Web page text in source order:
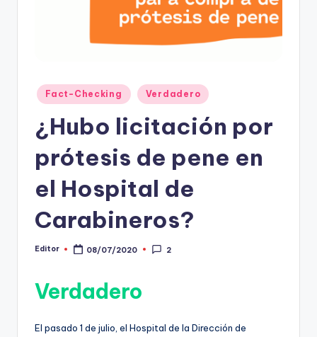
C
ki
Publicado
en
Fact-Checking Verdadero
¿Hubo licitación por
prótesis de pene en
el Hospital de
Carabineros?
Publicado
Editor 08/07/2020 2
Verdadero
El pasado 1 de julio, el Hospital de la Dirección de